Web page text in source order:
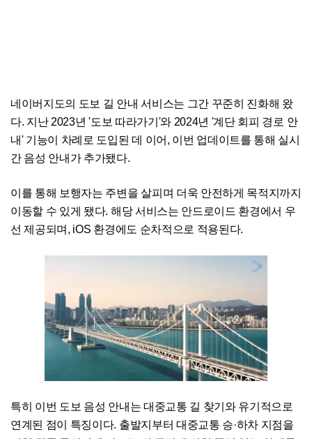
네이버지도의 도보 길 안내 서비스는 그간 꾸준히 진화해 왔
다. 지난 2023년 '도보 따라가기'와 2024년 '계단 회피 경로 안
내' 기능이 차례로 도입된 데 이어, 이번 업데이트를 통해 실시
간 음성 안내가 추가됐다.
이를 통해 보행자는 주변을 살피며 더욱 안전하게 목적지까지
이동할 수 있게 됐다. 해당 서비스는 안드로이드 환경에서 우
선 제공되며, iOS 환경에도 순차적으로 적용된다.
특히 이번 도보 음성 안내는 대중교통 길 찾기와 유기적으로
연계된 점이 특징이다. 출발지부터 대중교통 승·하차 지점을